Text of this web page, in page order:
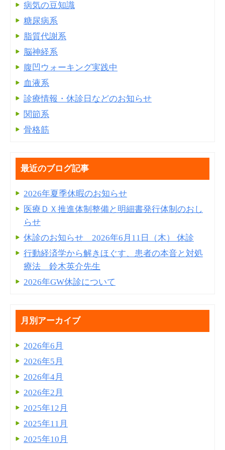
病気の豆知識
糖尿病系
脂質代謝系
脳神経系
腹凹ウォーキング実践中
血液系
診療情報・休診日などのお知らせ
関節系
骨格筋
最近のブログ記事
2026年夏季休暇のお知らせ
医療ＤＸ推進体制整備と明細書発⾏体制のおし
らせ
休診のお知らせ 2026年6月11日（木） 休診
行動経済学から解きほぐす、患者の本音と対処
療法 鈴木英介先生
2026年GW休診について
月別アーカイブ
2026年6月
2026年5月
2026年4月
2026年2月
2025年12月
2025年11月
2025年10月